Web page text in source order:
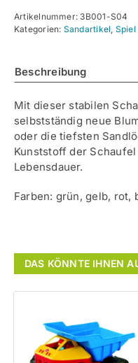
Set,
Artikelnummer: 3B001-S04
Kategorien: Sandartikel, Spiel
Beschreibung
Mit dieser stabilen
selbstständig neue
oder die tiefsten
Kunststoff der
Lebensdauer.
Farben: grün, gelb, rot,
DAS KÖNNTE IHNEN